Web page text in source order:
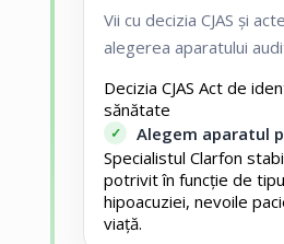
Vii cu decizia CJAS și
alegerea aparatului
Decizia CJAS Act de
sănătate
Alegem aparatul
Specialistul Clarfon
potrivit în funcție de
hipoacuziei, nevoile
viață.